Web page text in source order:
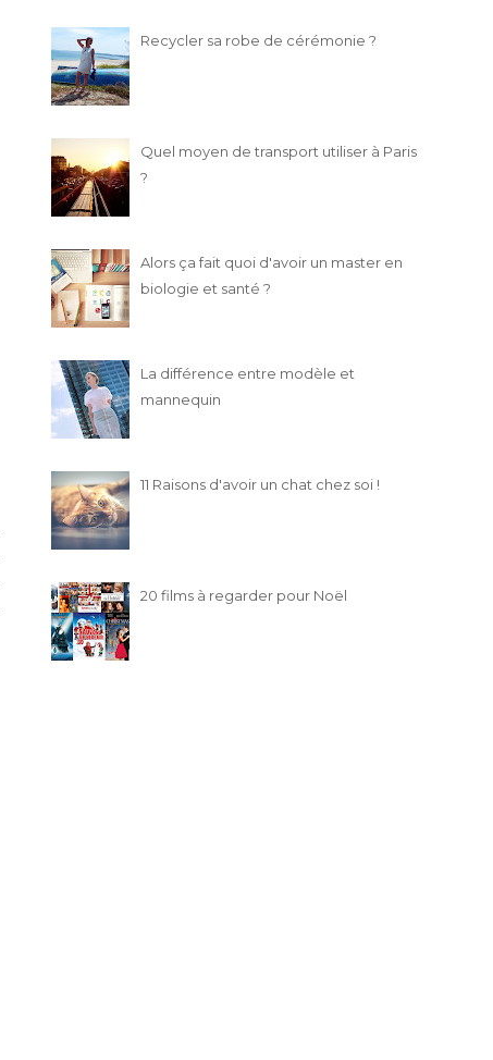
Recycler sa robe de cérémonie ?
Quel moyen de transport utiliser à Paris
?
Alors ça fait quoi d'avoir un master en
biologie et santé ?
La différence entre modèle et
mannequin
11 Raisons d'avoir un chat chez soi !
20 films à regarder pour Noël